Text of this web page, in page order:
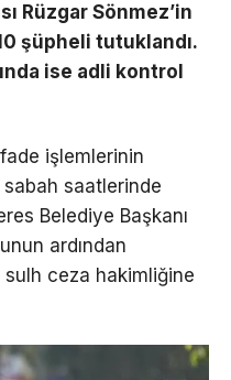
Rüzgar Sönmez’in
şüpheli tutuklandı.
ise adli kontrol
işlemlerinin
sabah saatlerinde
Belediye Başkanı
ardından
ceza hakimliğine